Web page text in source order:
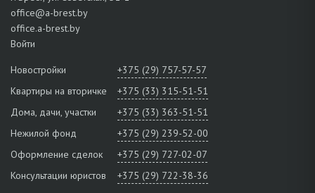
office@a-brest.by
office.a-brest.by
Войти
Новостройки
+375 (29) 757-57-57
Квартиры на вторичке
+375 (33) 315-51-51
Дома, дачи, участки
+375 (33) 363-51-51
Нежилой фонд
+375 (29) 239-52-00
Оформление сделок
+375 (29) 727-02-07
Консультации юристов
+375 (29) 722-38-36